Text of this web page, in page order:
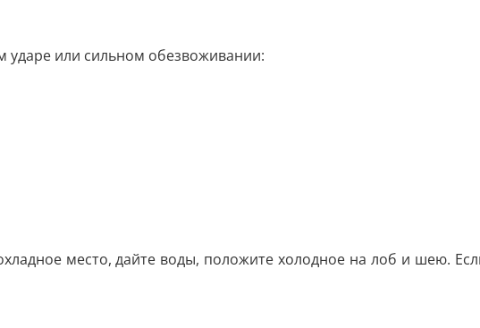
ударе или сильном обезвоживании:
место, дайте воды, положите холодное на лоб и шею.